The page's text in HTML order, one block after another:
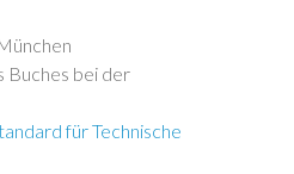
Buches bei der
für Technische